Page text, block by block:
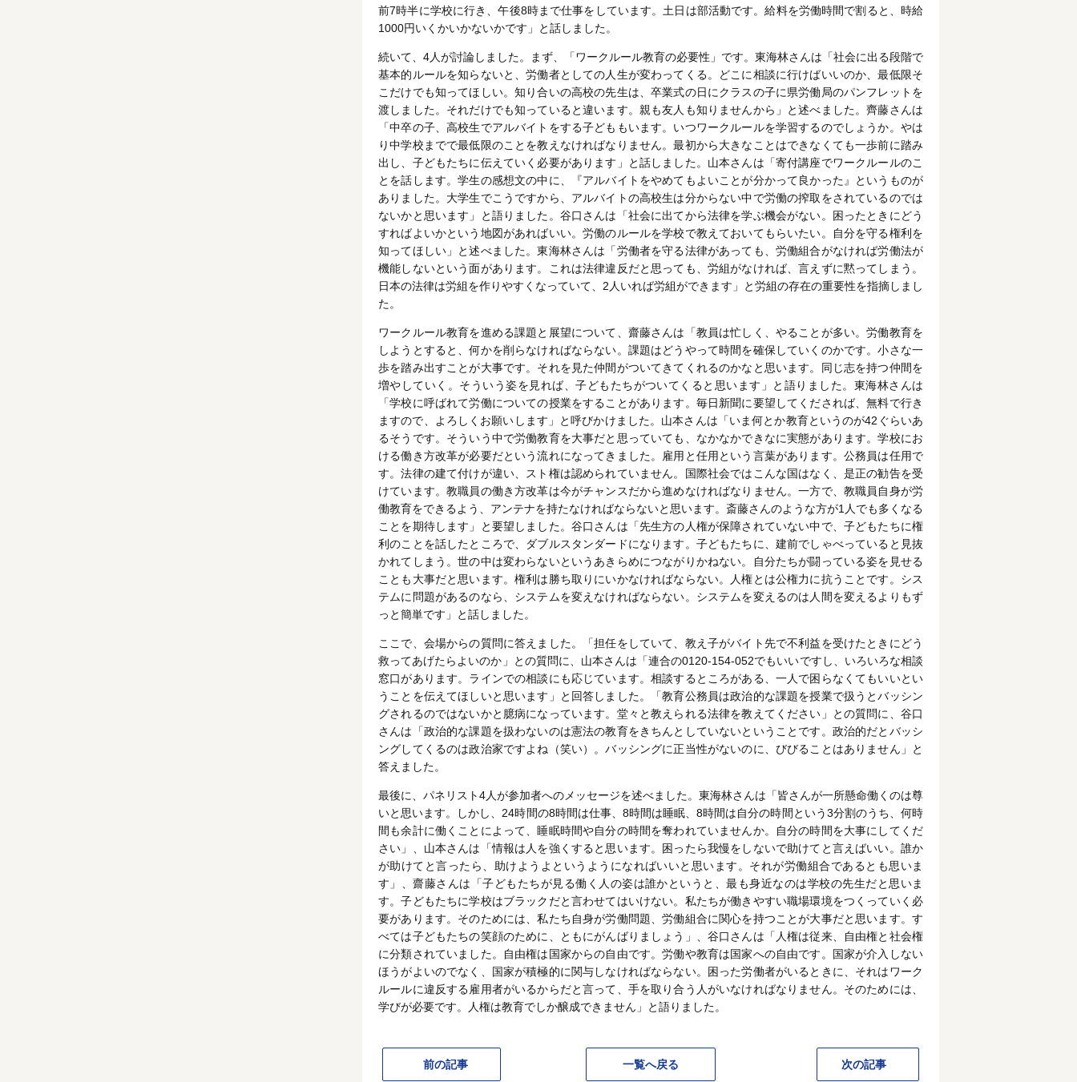
前7時半に学校に行き、午後8時まで仕事をしています。土日は部活動です。給料を労働時間で割ると、時給
1000円いくかいかないかです」と話しました。
続いて、4人が討論しました。まず、「ワークルール教育の必要性」です。東海林さんは「社会に出る段階で
基本的ルールを知らないと、労働者としての人生が変わってくる。どこに相談に行けばいいのか、最低限そ
こだけでも知ってほしい。知り合いの高校の先生は、卒業式の日にクラスの子に県労働局のパンフレットを
渡しました。それだけでも知っていると違います。親も友人も知りませんから」と述べました。齊藤さんは
「中卒の子、高校生でアルバイトをする子どももいます。いつワークルールを学習するのでしょうか。やは
り中学校までで最低限のことを教えなければなりません。最初から大きなことはできなくても一歩前に踏み
出し、子どもたちに伝えていく必要があります」と話しました。山本さんは「寄付講座でワークルールのこ
とを話します。学生の感想文の中に、『アルバイトをやめてもよいことが分かって良かった』というものが
ありました。大学生でこうですから、アルバイトの高校生は分からない中で労働の搾取をされているのでは
ないかと思います」と語りました。谷口さんは「社会に出てから法律を学ぶ機会がない。困ったときにどう
すればよいかという地図があればいい。労働のルールを学校で教えておいてもらいたい。自分を守る権利を
知ってほしい」と述べました。東海林さんは「労働者を守る法律があっても、労働組合がなければ労働法が
機能しないという面があります。これは法律違反だと思っても、労組がなければ、言えずに黙ってしまう。
日本の法律は労組を作りやすくなっていて、2人いれば労組ができます」と労組の存在の重要性を指摘しまし
た。
ワークルール教育を進める課題と展望について、齋藤さんは「教員は忙しく、やることが多い。労働教育を
しようとすると、何かを削らなければならない。課題はどうやって時間を確保していくのかです。小さな一
歩を踏み出すことが大事です。それを見た仲間がついてきてくれるのかなと思います。同じ志を持つ仲間を
増やしていく。そういう姿を見れば、子どもたちがついてくると思います」と語りました。東海林さんは
「学校に呼ばれて労働についての授業をすることがあります。毎日新聞に要望してくだされば、無料で行き
ますので、よろしくお願いします」と呼びかけました。山本さんは「いま何とか教育というのが42ぐらいあ
るそうです。そういう中で労働教育を大事だと思っていても、なかなかできなに実態があります。学校にお
ける働き方改革が必要だという流れになってきました。雇用と任用という言葉があります。公務員は任用で
す。法律の建て付けが違い、スト権は認められていません。国際社会ではこんな国はなく、是正の勧告を受
けています。教職員の働き方改革は今がチャンスだから進めなければなりません。一方で、教職員自身が労
働教育をできるよう、アンテナを持たなければならないと思います。斎藤さんのような方が1人でも多くなる
ことを期待します」と要望しました。谷口さんは「先生方の人権が保障されていない中で、子どもたちに権
利のことを話したところで、ダブルスタンダードになります。子どもたちに、建前でしゃべっていると見抜
かれてしまう。世の中は変わらないというあきらめにつながりかねない。自分たちが闘っている姿を見せる
ことも大事だと思います。権利は勝ち取りにいかなければならない。人権とは公権力に抗うことです。シス
テムに問題があるのなら、システムを変えなければならない。システムを変えるのは人間を変えるよりもず
っと簡単です」と話しました。
ここで、会場からの質問に答えました。「担任をしていて、教え子がバイト先で不利益を受けたときにどう
救ってあげたらよいのか」との質問に、山本さんは「連合の0120-154-052でもいいですし、いろいろな相談
窓口があります。ラインでの相談にも応じています。相談するところがある、一人で困らなくてもいいとい
うことを伝えてほしいと思います」と回答しました。「教育公務員は政治的な課題を授業で扱うとバッシン
グされるのではないかと臆病になっています。堂々と教えられる法律を教えてください」との質問に、谷口
さんは「政治的な課題を扱わないのは憲法の教育をきちんとしていないということです。政治的だとバッシ
ングしてくるのは政治家ですよね（笑い）。バッシングに正当性がないのに、びびることはありません」と
答えました。
最後に、パネリスト4人が参加者へのメッセージを述べました。東海林さんは「皆さんが一所懸命働くのは尊
いと思います。しかし、24時間の8時間は仕事、8時間は睡眠、8時間は自分の時間という3分割のうち、何時
間も余計に働くことによって、睡眠時間や自分の時間を奪われていませんか。自分の時間を大事にしてくだ
さい」、山本さんは「情報は人を強くすると思います。困ったら我慢をしないで助けてと言えばいい。誰か
が助けてと言ったら、助けようよというようになればいいと思います。それが労働組合であるとも思いま
す」、齋藤さんは「子どもたちが見る働く人の姿は誰かというと、最も身近なのは学校の先生だと思いま
す。子どもたちに学校はブラックだと言わせてはいけない。私たちが働きやすい職場環境をつくっていく必
要があります。そのためには、私たち自身が労働問題、労働組合に関心を持つことが大事だと思います。す
べては子どもたちの笑顔のために、ともにがんばりましょう」、谷口さんは「人権は従来、自由権と社会権
に分類されていました。自由権は国家からの自由です。労働や教育は国家への自由です。国家が介入しない
ほうがよいのでなく、国家が積極的に関与しなければならない。困った労働者がいるときに、それはワーク
ルールに違反する雇用者がいるからだと言って、手を取り合う人がいなければなりません。そのためには、
学びが必要です。人権は教育でしか醸成できません」と語りました。
前の記事 一覧へ戻る 次の記事